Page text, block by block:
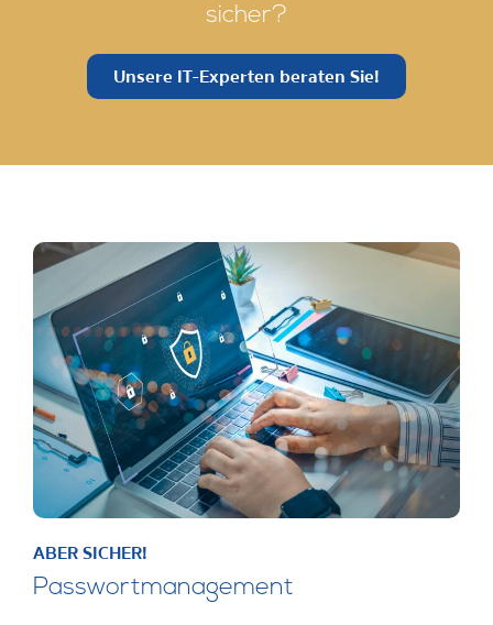
sicher?
Unsere IT-Experten beraten Sie!
ABER SICHER!
Passwortmanagement